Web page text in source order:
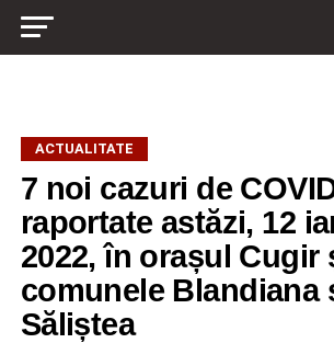
ACTUALITATE
7 noi cazuri de
raportate astăzi, 12
2022, în orașul Cugir
comunele Blandiana
Săliștea